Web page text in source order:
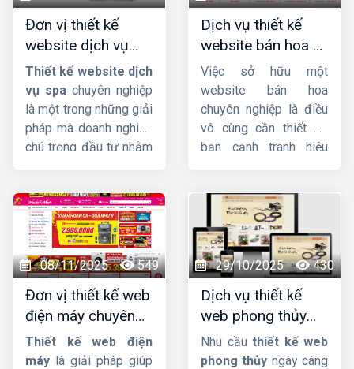
Đơn vị thiết kế
website dịch vụ
spa uy tín, chuyên
nghiệp, chuẩn SEO
Thiết kế website dịch
vụ spa chuyên nghiệp
là một trong những giải
pháp mà doanh nghiệp
chú trọng đầu tư nhằm
hàng tiềm năng và hỗ
trợ quản lý dịch vụ một
cách chuyên nghiệp,
tiện lợi. Tại sao chú
trọng đầu tư vào
website spa, thẩm mỹ
viện? CùngCông ty
HIGkhám phá nhé.
Dịch vụ thiết kế
website bán hoa uy
tín, chuyên nghiệp,
giao diện đẹp
Việc sở hữu một
website bán hoa
chuyên nghiệp là điều
vô cùng cần thiết để
bạn cạnh tranh hiệu
bạn tiếp cận khách
hàng tiềm năng một
cách dễ dàng, website
còn là công cụ đắc lực
để xây dựng thương
hiệu và tăng doanh thu
cho cửa hàng hoa của
bạn.
08/11/2025 549
Đơn vị thiết kế web
điện máy chuyên
nghiệp, chuẩn SEO,
giá tốt
Thiết kế web điện
máy là giải pháp giúp
29/10/2025 430
Dịch vụ thiết kế
web phong thủy
đẹp, chuyên
nghiệp, chuẩn SEO
Nhu cầuthiết kế web
phong thủy ngày càng